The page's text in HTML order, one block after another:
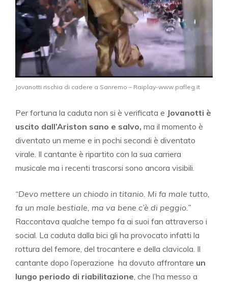
Jovanotti rischia di cadere a Sanremo – Raiplay-www.pafleg.it
Per fortuna la caduta non si è verificata e Jovanotti è
uscito dall’Ariston sano e salvo, ma il momento è
diventato un meme e in pochi secondi è diventato
virale. Il cantante è ripartito con la sua carriera
musicale ma i recenti trascorsi sono ancora visibili.
“Devo mettere un chiodo in titanio. Mi fa male tutto,
fa un male bestiale, ma va bene c’è di peggio.”
Raccontava qualche tempo fa ai suoi fan attraverso i
social. La caduta dalla bici gli ha provocato infatti la
rottura del femore, del trocantere e della clavicola. Il
cantante dopo l’operazione ha dovuto affrontare un
lungo periodo di riabilitazione , che l’ha messo a